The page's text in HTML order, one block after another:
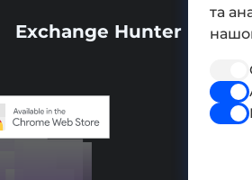
Exchange Hunter
та